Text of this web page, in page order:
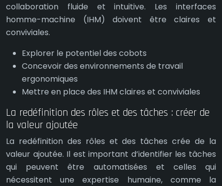
collaboration fluide et intuitive. Les interfaces
homme-machine (IHM) doivent être claires et
conviviales.
Explorer le potentiel des cobots
Concevoir des environnements de travail
ergonomiques
Mettre en place des IHM claires et conviviales
La redéfinition des rôles et des tâches : créer de
la valeur ajoutée
La redéfinition des rôles et des tâches crée de la
valeur ajoutée. Il est important d’identifier les tâches
qui peuvent être automatisées et celles qui
nécessitent une expertise humaine, comme la